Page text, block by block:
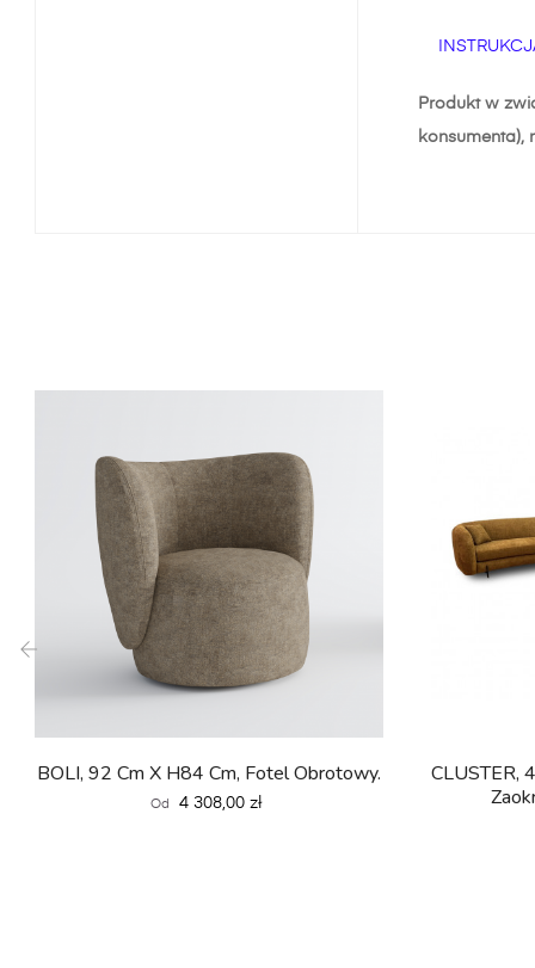
Produkt w
konsumenta),
BOLI, 92 Cm X H84 Cm, Fotel Obrotowy.
Od Cena
4 308,00 zł
CLUSTER,